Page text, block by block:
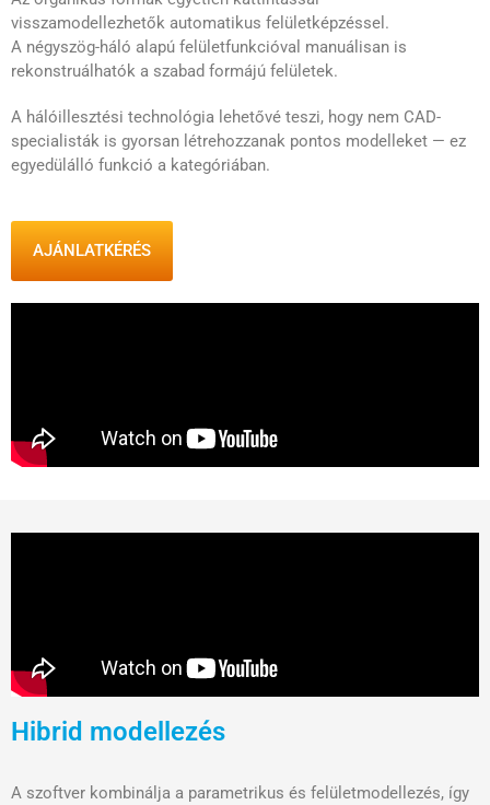
visszamodellezhetők automatikus felületképzéssel.
A négyszög-háló alapú felületfunkcióval manuálisan is
rekonstruálhatók a szabad formájú felületek.
A hálóillesztési technológia lehetővé teszi, hogy nem CAD-
specialisták is gyorsan létrehozzanak pontos modelleket — ez
egyedülálló funkció a kategóriában.
AJÁNLATKÉRÉS
Hibrid modellezés
A szoftver kombinálja a parametrikus és felületmodellezés, így